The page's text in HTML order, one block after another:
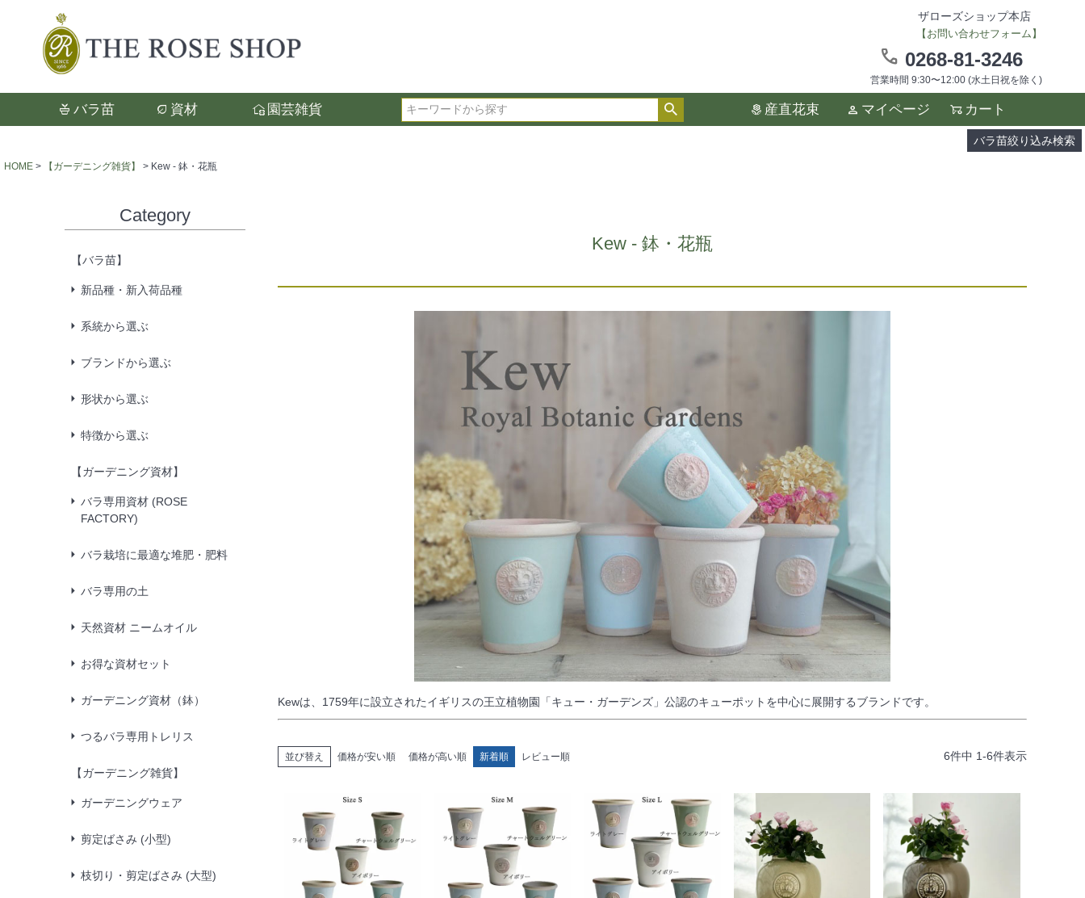
ザローズショップ本店
【お問い合わせフォーム】
0268-81-3246
営業時間 9:30〜12:00 (水土日祝を除く)
バラ苗 資材 園芸雑貨
検索 産直花束 マイページ カート
バラ苗絞り込み検索
検索
選択した項目全てに該当する品種のみ検索結果に表示されます。
タイプ、カラー、ブランドなどは1つずつ選択してください。
HOME 【ガーデニング雑貨】 Kew - 鉢・花瓶
Category
【バラ苗】
新品種・新入荷品種
系統から選ぶ
ブランドから選ぶ
形状から選ぶ
特徴から選ぶ
【ガーデニング資材】
バラ専用資材 (ROSE
FACTORY)
バラ栽培に最適な堆肥・肥料
バラ専用の土
天然資材 ニームオイル
お得な資材セット
ガーデニング資材（鉢）
つるバラ専用トレリス
【ガーデニング雑貨】
ガーデニングウェア
剪定ばさみ (小型)
枝切り・剪定ばさみ (大型)
Kew - 鉢・花瓶
Kewは、1759年に設立されたイギリスの王立植物園「キュー・ガーデンズ」公認のキューポットを中心に展開するブランドです。
並び替え 価格が安い順 価格が高い順 新着順 レビュー順 6件中 1-6件表示